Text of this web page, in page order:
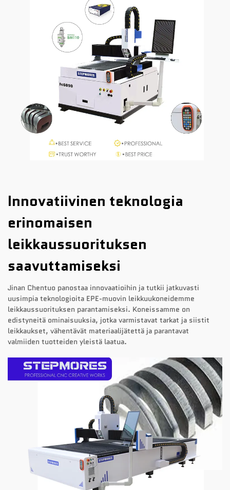
Innovatiivinen teknologia
erinomaisen
leikkaussuorituksen
saavuttamiseksi
Jinan Chentuo panostaa innovaatioihin ja tutkii jatkuvasti
uusimpia teknologioita EPE-muovin leikkuukoneidemme
leikkaussuorituksen parantamiseksi. Koneissamme on
edistyneitä ominaisuuksia, jotka varmistavat tarkat ja siistit
leikkaukset, vähentävät materiaalijätettä ja parantavat
valmiiden tuotteiden yleistä laatua.